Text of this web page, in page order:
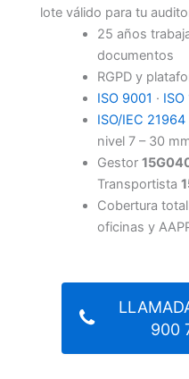
lote válido para tu
25 años
documentos
RGPD y
ISO 9001 · ISO
ISO/IEC 21964
nivel 7 – 30
Gestor
Transportista
Cobertura
oficinas y
900